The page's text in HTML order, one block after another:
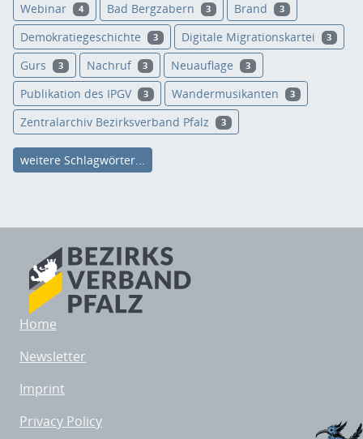
Webinar 4 Bad Bergzabern 3 Brand 3
Demokratiegeschichte 3 Digitale Migrationskartei 3
Gurs 3 Nachruf 3 Neuauflage 3
Publikation des IPGV 3 Wandermusikanten 3
Zentralarchiv Bezirksverband Pfalz 3
weitere Schlagwörter...
Home
Newsletter
Imprint
Privacy Policy